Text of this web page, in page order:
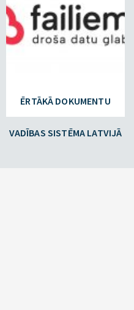
ĒRTĀKĀ DOKUMENTU
VADĪBAS SISTĒMA LATVIJĀ